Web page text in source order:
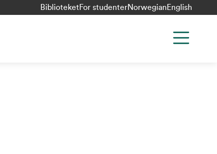
Biblioteket For studenterNorwegian English